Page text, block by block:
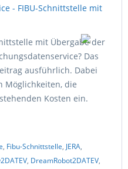
mit Übergabe der
Das
ausführlich. Dabei
Möglichkeiten, die
Kosten ein.
, Fibu-Schnittstelle, JERA,
, DreamRobot2DATEV,